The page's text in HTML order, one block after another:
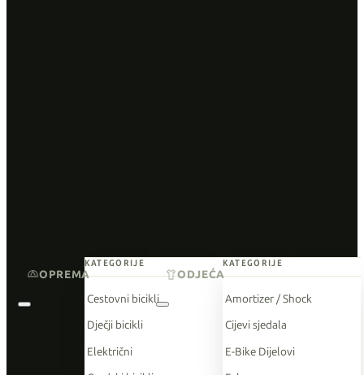
KATEGORIJE
Cestovni bicikli
Dječji bicikli
Električni
KATEGORIJE
Amortizer / Shock
Cijevi sjedala
E-Bike Dijelovi
OPREMA ODJEĆA